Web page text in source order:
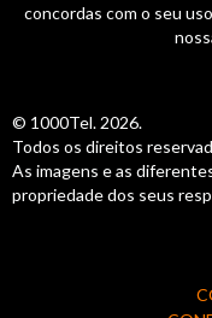
concordas com o seu
© 1000Tel. 2026.
Todos os direitos
As imagens e as
propriedade dos seus